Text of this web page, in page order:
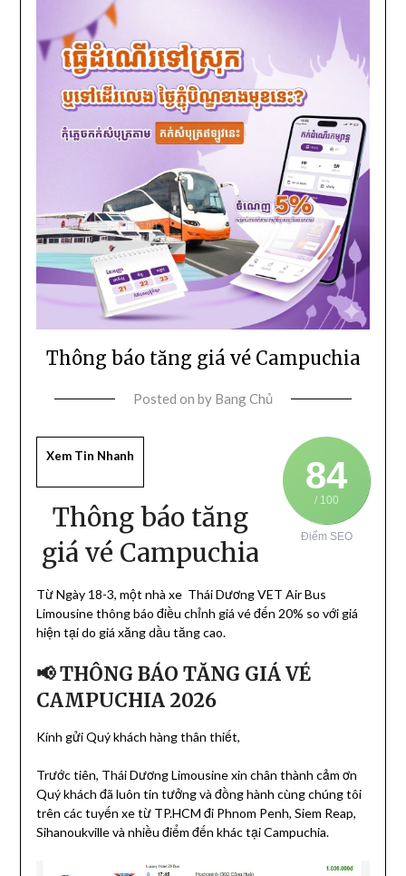
Thông báo tăng giá vé Campuchia
Posted on by Bang Chủ
84
/ 100
Điểm SEO
Xem Tin Nhanh
Thông báo tăng
giá vé Campuchia
Từ Ngày 18-3, một nhà xe Thái Dương VET Air Bus
Limousine thông báo điều chỉnh giá vé đến 20% so với giá
hiện tại do giá xăng dầu tăng cao.
📢 THÔNG BÁO TĂNG GIÁ VÉ
CAMPUCHIA 2026
Kính gửi Quý khách hàng thân thiết,
Trước tiên, Thái Dương Limousine xin chân thành cảm ơn
Quý khách đã luôn tin tưởng và đồng hành cùng chúng tôi
trên các tuyến xe từ TP.HCM đi Phnom Penh, Siem Reap,
Sihanoukvillevà nhiều điểm đến khác tạiCampuchia.